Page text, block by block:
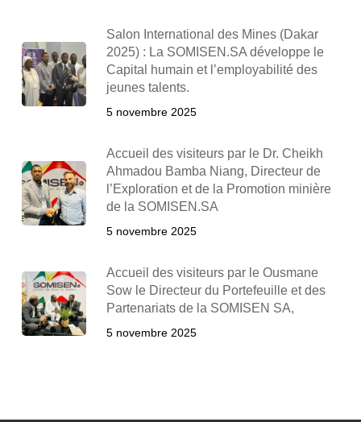
Salon International des Mines (Dakar
2025) : La SOMISEN.SA développe le
Capital humain et l’employabilité des
jeunes talents.
5 novembre 2025
Accueil des visiteurs par le Dr. Cheikh
Ahmadou Bamba Niang, Directeur de
l’Exploration et de la Promotion minière
de la SOMISEN.SA
5 novembre 2025
Accueil des visiteurs par le Ousmane
Sow le Directeur du Portefeuille et des
Partenariats de la SOMISEN SA,
5 novembre 2025